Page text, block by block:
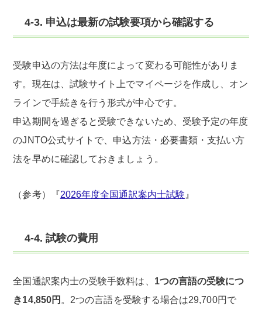
4-3. 申込は最新の試験要項から確認する
受験申込の方法は年度によって変わる可能性がありま
す。現在は、試験サイト上でマイページを作成し、オン
ラインで手続きを行う形式が中心です。
申込期間を過ぎると受験できないため、受験予定の年度
のJNTO公式サイトで、申込方法・必要書類・支払い方
法を早めに確認しておきましょう。
（参考）『2026年度全国通訳案内士試験 』
4-4. 試験の費用
全国通訳案内士の受験手数料は、 1つの言語の受験につ
き14,850円 。2つの言語を受験する場合は29,700円で